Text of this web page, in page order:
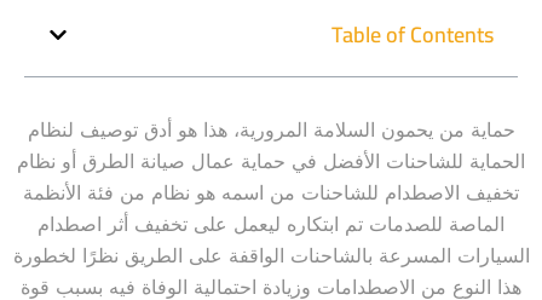
Table of Contents
حماية من يحمون السلامة المرورية، هذا هو أدق توصيف لنظام
الحماية للشاحنات الأفضل في حماية عمال صيانة الطرق أو نظام
تخفيف الاصطدام للشاحنات من اسمه هو نظام من فئة الأنظمة
الماصة للصدمات تم ابتكاره ليعمل على تخفيف أثر اصطدام
السيارات المسرعة بالشاحنات الواقفة على الطريق نظرًا لخطورة
هذا النوع من الاصطدامات وزيادة احتمالية الوفاة فيه بسبب قوة